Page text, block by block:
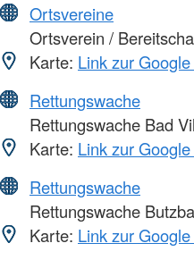
Ortsvereine
Ortsverein /
Karte: Link zur
Rettungswache
Rettungswache Bad
Karte: Link zur
Rettungswache
Rettungswache
Karte: Link zur